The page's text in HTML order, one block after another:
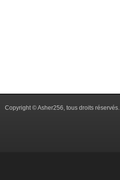
Copyright © Asher256, tous droits réservés.